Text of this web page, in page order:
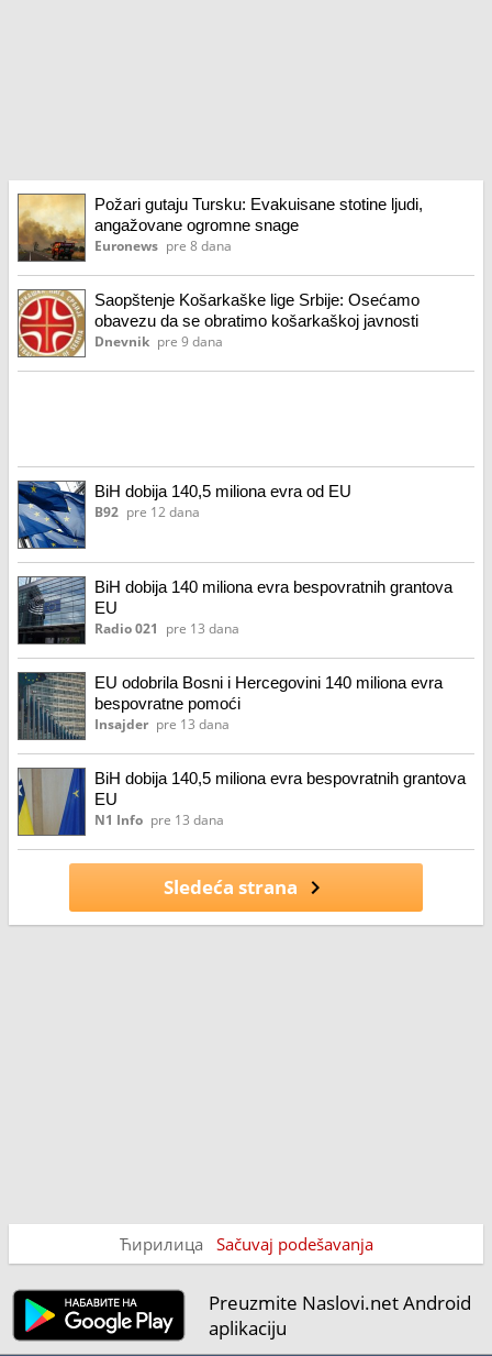
Požari gutaju Tursku: Evakuisane stotine ljudi,
angažovane ogromne snage
Euronews pre 8 dana
Saopštenje Košarkaške lige Srbije: Osećamo
obavezu da se obratimo košarkaškoj javnosti
Dnevnik pre 9 dana
BiH dobija 140,5 miliona evra od EU
B92 pre 12 dana
BiH dobija 140 miliona evra bespovratnih grantova
EU
Radio 021 pre 13 dana
EU odobrila Bosni i Hercegovini 140 miliona evra
bespovratne pomoći
Insajder pre 13 dana
BiH dobija 140,5 miliona evra bespovratnih grantova
EU
N1 Info pre 13 dana
Sledeća strana
Ћирилица Sačuvaj podešavanja
Preuzmite Naslovi.net Android
aplikaciju